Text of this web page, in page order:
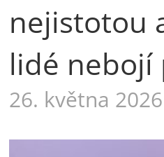
nejistotou
lidé nebojí
26. května 2026